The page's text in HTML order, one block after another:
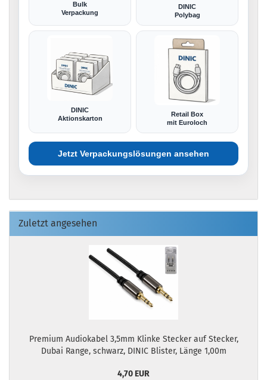
Bulk
Verpackung
DINIC
Polybag
DINIC
Aktionskarton
Retail Box
mit Euroloch
Jetzt Verpackungslösungen ansehen
Zuletzt angesehen
Premium Audiokabel 3,5mm Klinke Stecker auf Stecker,
Dubai Range, schwarz, DINIC Blister, Länge 1,00m
4,70 EUR